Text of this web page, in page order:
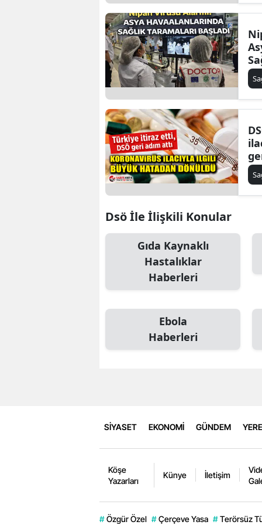
Dsö İle İlişkili Konular
Gıda Kaynaklı
Hastalıklar
Haberleri
Ebola
Haberleri
SİYASET EKONOMİ GÜNDEM
Köşe
Yazarları
Künye İletişim
# Özgür Özel # Çerçeve Yasa # Terörsüz